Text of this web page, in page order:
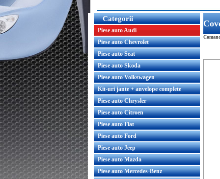
Categorii
Piese auto Audi
Piese auto Chevrolet
Piese auto Seat
Piese auto Skoda
Piese auto Volkswagen
Kit-uri jante + anvelope complete
Piese auto Chrysler
Piese auto Citroen
Piese auto Fiat
Piese auto Ford
Piese auto Jeep
Piese auto Mazda
Piese auto Mercedes-Benz